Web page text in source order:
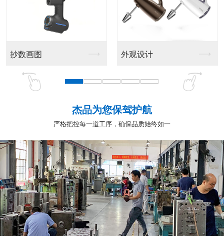
抄数画图 外观设计
杰品为您保驾护航
严格把控每一道工序，确保品质始终如一